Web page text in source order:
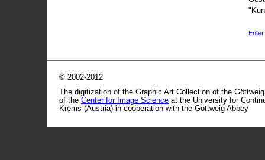
Enter
© 2002-2012
The digitization of the Graphic Art Collection of the
of the Center for Image Science at the University for
Krems (Austria) in cooperation with the Göttweig Abbey